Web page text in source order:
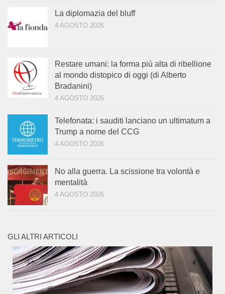
La diplomazia del bluff
4 AGOSTO 2026
Restare umani: la forma più alta di ribellione
al mondo distopico di oggi (di Alberto
Bradanini)
4 AGOSTO 2026
Telefonata: i sauditi lanciano un ultimatum a
Trump a nome del CCG
4 AGOSTO 2026
No alla guerra. La scissione tra volontà e
mentalità
4 AGOSTO 2026
GLI ALTRI ARTICOLI